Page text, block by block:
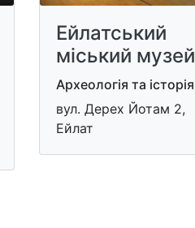
Ейлатський
міський музей
Археологія та історія
вул. Дерех Йотам 2,
Ейлат